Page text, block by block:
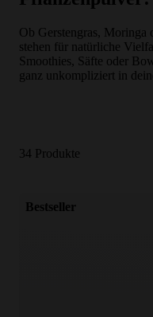
Ob Gerstengras, Moringa
stehen für natürliche
Smoothies, Säfte oder
ganz unkompliziert in
34 Produkte
Bestseller